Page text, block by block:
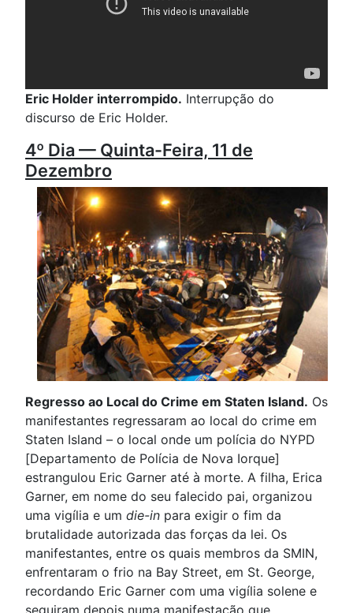
Eric Holder interrompido. Interrupção do
discurso de Eric Holder.
4º Dia — Quinta-Feira, 11 de
Dezembro
Regresso ao Local do Crime em Staten Island. Os
manifestantes regressaram ao local do crime em
Staten Island – o local onde um polícia do NYPD
[Departamento de Polícia de Nova Iorque]
estrangulou Eric Garner até à morte. A filha, Erica
Garner, em nome do seu falecido pai, organizou
uma vigília e um die-in para exigir o fim da
brutalidade autorizada das forças da lei. Os
manifestantes, entre os quais membros da SMIN,
enfrentaram o frio na Bay Street, em St. George,
recordando Eric Garner com uma vigília solene e